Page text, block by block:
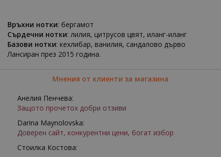
Връхни нотки: бергамот
Сърдечни нотки: лилия, цитрусов цвят, иланг-иланг
Базови нотки: кехлибар, ванилия, сандалово дърво
Лансиран през 2015 година.
Мнения от клиенти за магазина
Анелия Пенчева:
Защото прочетох добри отзиви
Darina Maynolovska:
Доверен сайт, конкурентни цени, богат избор
Стоилка Костова: